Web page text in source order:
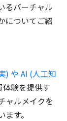
るバーチャル
についてご紹
) や AI (人工知
験を提供す
ャルメイクを
す。